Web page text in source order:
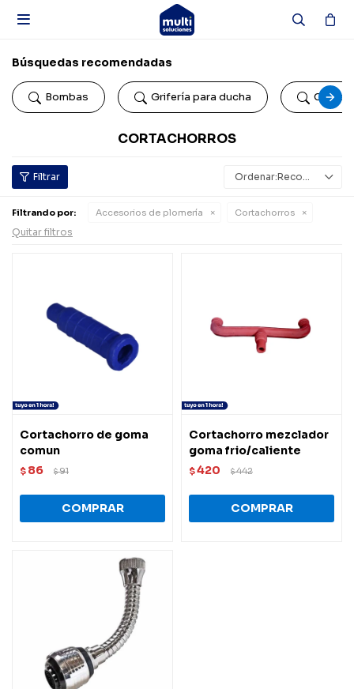

Búsquedas recomendadas
Bombas Grifería para ducha Colillas
CORTACHORROS
Recomendados
Filtrando por: Accesorios de plomería Cortachorros
Quitar filtros
Cortachorro de goma
comun
$ 86 $91
Cortachorro mezclador
goma frio/caliente
$420 $442